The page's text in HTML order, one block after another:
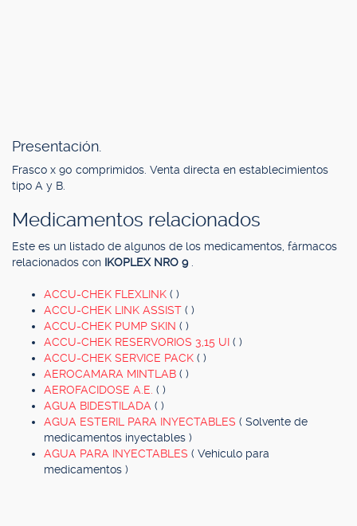
Presentación.
Frasco x 90 comprimidos. Venta directa en establecimientos
tipo A y B.
Medicamentos relacionados
Este es un listado de algunos de los medicamentos, fármacos
relacionados con IKOPLEX NRO 9
ACCU-CHEK FLEXLINK ( )
ACCU-CHEK LINK ASSIST ( )
ACCU-CHEK PUMP SKIN ( )
ACCU-CHEK RESERVORIOS 3,15 UI ( )
ACCU-CHEK SERVICE PACK ( )
AEROCAMARA MINTLAB ( )
AEROFACIDOSE A.E. ( )
AGUA BIDESTILADA ( )
AGUA ESTERIL PARA INYECTABLES ( Solvente de
medicamentos inyectables )
AGUA PARA INYECTABLES ( Vehículo para
medicamentos )